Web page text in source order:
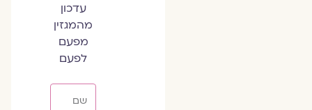
עדכון
מהמגזין
מפעם
לפעם